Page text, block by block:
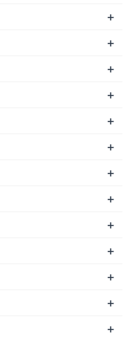
+
+
+
+
+
+
+
+
+
+
+
+
+